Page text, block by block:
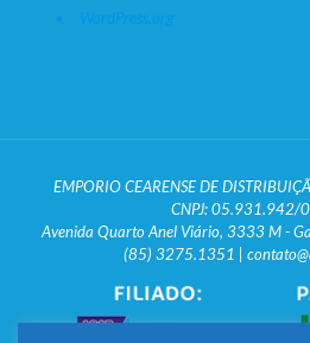
EMPORIO CEARENSE DE
CNPJ: 05.931.942/
Avenida Quarto Anel Viário, 3333 M -
(85) 3275.1351 |